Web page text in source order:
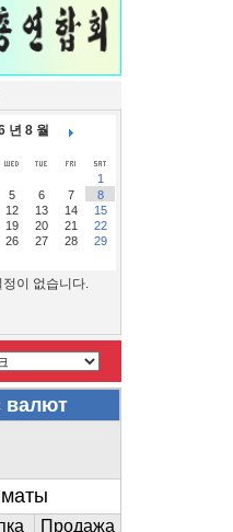
년 8 월
1
5 6 7
8
12 13 14
15
19 20 21
22
26 27 28
29
이 없습니다.